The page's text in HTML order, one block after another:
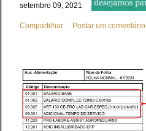
setembro 09, 2021
Compartilhar Postar um comentário